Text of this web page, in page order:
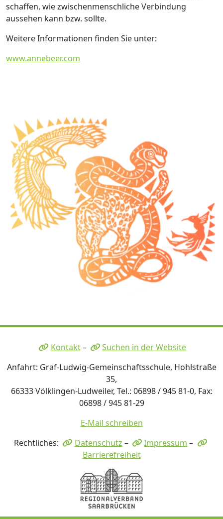
schaffen, wie zwischenmenschliche Verbindung
aussehen kann bzw. sollte.
Weitere Informationen finden Sie unter:
www.annebeer.com
Kontakt–
Suchen in der Website
Anfahrt: Graf-Ludwig-Gemeinschaftsschule, Hohlstraße
35,
66333 Völklingen-Ludweiler, Tel.: 06898 / 945 81-0, Fax:
06898 / 945 81-29
E-Mail schreiben
Rechtliches:
Datenschutz – Impressum –
Barrierefreiheit